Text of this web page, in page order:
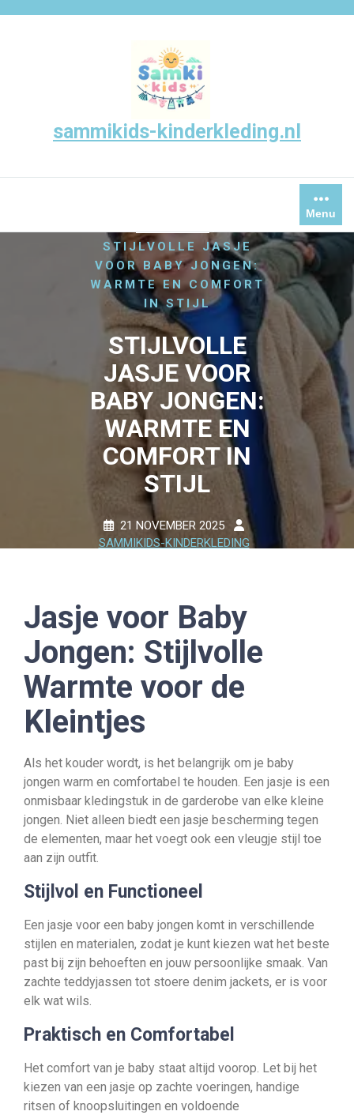
sammikids-kinderkleding.nl
Menu
STIJLVOLLE JASJE
VOOR BABY JONGEN:
WARMTE EN COMFORT
IN STIJL
STIJLVOLLE
JASJE VOOR
BABY JONGEN:
WARMTE EN
COMFORT IN
STIJL
21 NOVEMBER 2025
SAMMIKIDS-KINDERKLEDING
Jasje voor Baby
Jongen: Stijlvolle
Warmte voor de
Kleintjes
Als het kouder wordt, is het belangrijk om je baby
jongen warm en comfortabel te houden. Een jasje is een
onmisbaar kledingstuk in de garderobe van elke kleine
jongen. Niet alleen biedt een jasje bescherming tegen
de elementen, maar het voegt ook een vleugje stijl toe
aan zijn outfit.
Stijlvol en Functioneel
Een jasje voor een baby jongen komt in verschillende
stijlen en materialen, zodat je kunt kiezen wat het beste
past bij zijn behoeften en jouw persoonlijke smaak. Van
zachte teddyjassen tot stoere denim jackets, er is voor
elk wat wils.
Praktisch en Comfortabel
Het comfort van je baby staat altijd voorop. Let bij het
kiezen van een jasje op zachte voeringen, handige
ritsen of knoopsluitingen en voldoende